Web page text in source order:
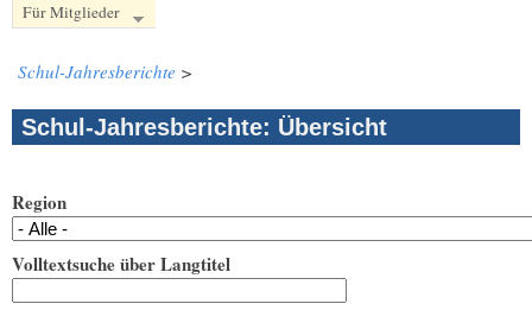
Für Mitglieder
Schul-Jahresberichte >
Schul-Jahresberichte: Übersicht
Region
Volltextsuche über Langtitel